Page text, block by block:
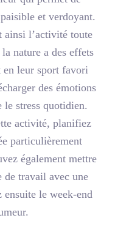
et verdoyant.
ainsi l’activité toute
nature a des effets
en leur sport favori
des émotions
stress quotidien.
activité, planifiez
particulièrement
également mettre
travail avec une
le week-end